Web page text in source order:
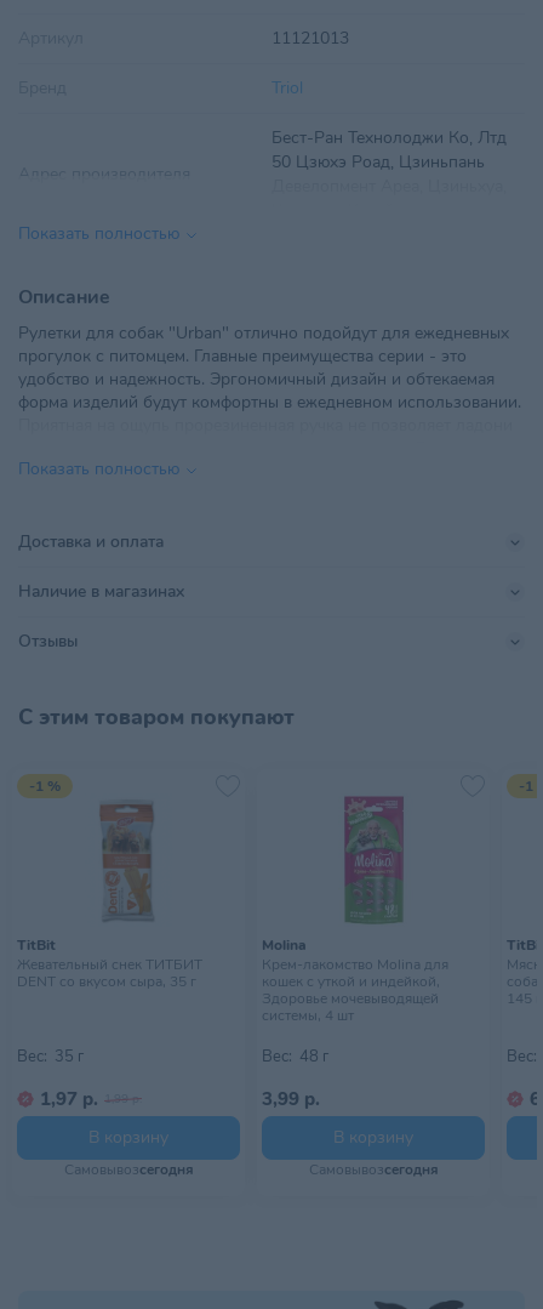
11121013
Triol
Бест-Ран Технолоджи Ко, Лтд
50 Цзюхэ Роад, Цзиньпань
Импортер в РБ
Поставщик ТриолБел
Бест-Ран Технолоджи Ко, Лтд
Размер
Размер питомца
Страна происхождения
Хранить в недоступном для
Показать полностью
Описание
Рулетки для собак "Urban" отлично подойдут для ежедневных
прогулок с питомцем. Главные преимущества серии - это
удобство и надежность. Эргономичный дизайн и обтекаемая
форма изделий будут комфортны в ежедневном использовании.
тип рулетки обеспечивает прочность и долговечность и
Цвет: белый.
Показать полностью
Доставка и оплата
Наличие в магазинах
Отзывы
С этим товаром покупают
-1 %
TitBit
Жевательный снек ТИТБИТ
DENT со вкусом сыра, 35 г
Вес: 35 г
1,97 р. 1,99 р.
В корзину
Самовывозсегодня
Molina
Крем-лакомство Molina для
кошек с уткой и индейкой,
Здоровье мочевыводящей
системы, 4 шт
Вес: 48 г
3,99 р.
В корзину
Самовывозсегодня
-1
145 г
Вес: